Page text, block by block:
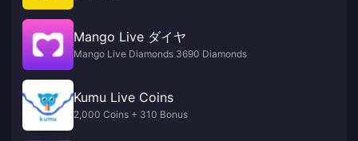
Mango Live ダイヤ
Mango Live Diamonds 3690 Diamonds
Kumu Live Coins
2,000 Coins + 310 Bonus